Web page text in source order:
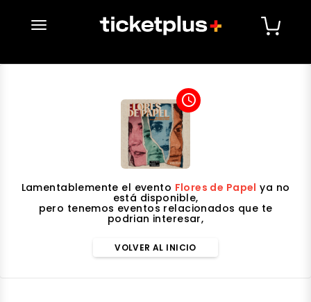
desplegar navegación
access_time
Lamentablemente el evento Flores de Papel ya no
está disponible,
pero tenemos eventos relacionados que te
podrian interesar,
VOLVER AL INICIO